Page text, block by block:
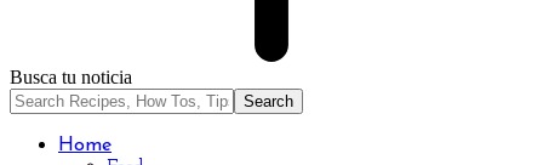
Busca tu noticia
Home